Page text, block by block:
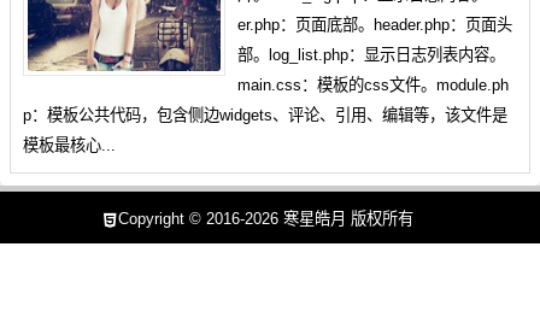
er.php：页面底部。header.php：页面头
部。log_list.php：显示日志列表内容。
main.css：模板的css文件。module.ph
p：模板公共代码，包含侧边widgets、评论、引用、编辑等，该文件是
模板最核心...
Copyright © 2016-2026 寒星皓月 版权所有